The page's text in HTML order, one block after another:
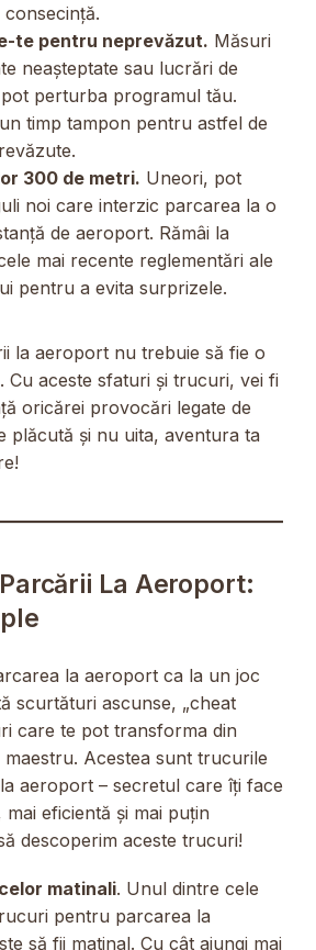
te pentru neprevăzut. Măsuri
neașteptate sau lucrări de
perturba programul tău.
timp tampon pentru astfel de
300 de metri. Uneori, pot
noi care interzic parcarea la o
de aeroport. Rămâi la
mai recente reglementări ale
pentru a evita surprizele.
la aeroport nu trebuie să fie o
Cu aceste sfaturi și trucuri, vei fi
oricărei provocări legate de
plăcută și nu uita, aventura ta
La Aeroport:
la aeroport ca la un joc
scurtături ascunse, „cheat
care te pot transforma din
Acestea sunt trucurile
aeroport – secretul care îți face
eficientă și mai puțin
descoperim aceste trucuri!
matinali. Unul dintre cele
pentru parcarea la
să fii matinal. Cu cât ajungi mai